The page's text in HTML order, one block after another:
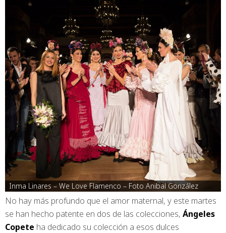
Inma Linares – We Love Flamenco – Foto Anibal González
No hay más profundo que el amor maternal, y este martes
se han hecho patente en dos de las colecciones, Ángeles
Copete ha dedicado su colección a esos dulces